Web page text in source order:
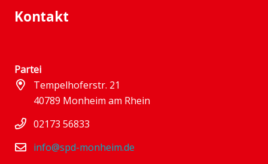
Kontakt
Partei
Tempelhoferstr. 21
40789 Monheim am Rhein
02173 56833
info@spd-monheim.de